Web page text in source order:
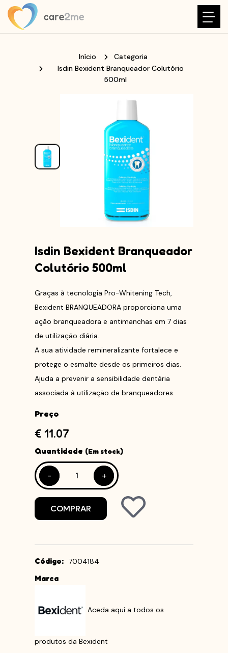
Início
Categoria
Isdin Bexident Branqueador Colutório
500ml
Isdin Bexident Branqueador
Colutório 500ml
Graças à tecnologia Pro-Whitening Tech,
Bexident BRANQUEADORA proporciona uma
ação branqueadora e antimanchas em 7 dias
de utilização diária.
A sua atividade remineralizante fortalece e
protege o esmalte desde os primeiros dias.
Ajuda a prevenir a sensibilidade dentária
associada à utilização de branqueadores.
Preço
€ 11.07
Quantidade (Em stock)
- +
- +
COMPRAR
Código: 7004184
Marca
Aceda aqui a todos os
produtos da Bexident